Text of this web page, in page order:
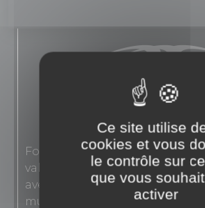
Fondée en 1863, Novoceram
valeurs authentiques de
avec des carreaux en grès
murs.
Ce site utilise
cookies et vous
le contrôle sur
que vous
activer